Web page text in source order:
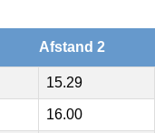
Afstand 2
15.29
16.00